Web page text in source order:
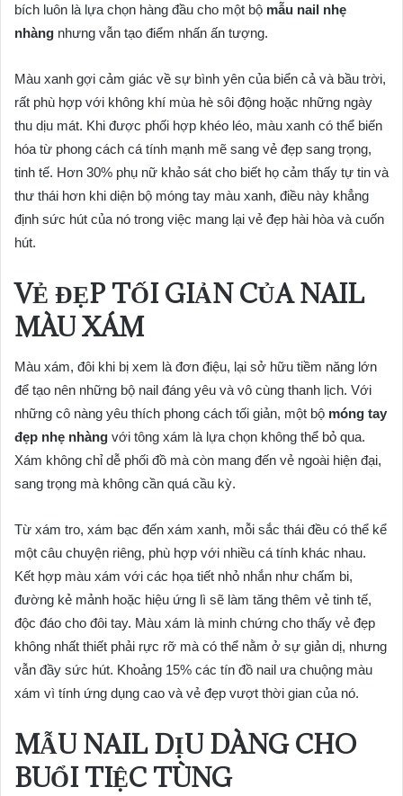
bích luôn là lựa chọn hàng đầu cho một bộ mẫu nail nhẹ
nhàng nhưng vẫn tạo điểm nhấn ấn tượng.
Màu xanh gợi cảm giác về sự bình yên của biển cả và bầu trời,
rất phù hợp với không khí mùa hè sôi động hoặc những ngày
thu dịu mát. Khi được phối hợp khéo léo, màu xanh có thể biến
hóa từ phong cách cá tính mạnh mẽ sang vẻ đẹp sang trọng,
tinh tế. Hơn 30% phụ nữ khảo sát cho biết họ cảm thấy tự tin và
thư thái hơn khi diện bộ móng tay màu xanh, điều này khẳng
định sức hút của nó trong việc mang lại vẻ đẹp hài hòa và cuốn
hút.
VẺ ĐẸP TỐI GIẢN CỦA NAIL
MÀU XÁM
Màu xám, đôi khi bị xem là đơn điệu, lại sở hữu tiềm năng lớn
để tạo nên những bộ nail đáng yêu và vô cùng thanh lịch. Với
những cô nàng yêu thích phong cách tối giản, một bộ móng tay
đẹp nhẹ nhàng với tông xám là lựa chọn không thể bỏ qua.
Xám không chỉ dễ phối đồ mà còn mang đến vẻ ngoài hiện đại,
sang trọng mà không cần quá cầu kỳ.
Từ xám tro, xám bạc đến xám xanh, mỗi sắc thái đều có thể kể
một câu chuyện riêng, phù hợp với nhiều cá tính khác nhau.
Kết hợp màu xám với các họa tiết nhỏ nhắn như chấm bi,
đường kẻ mảnh hoặc hiệu ứng lì sẽ làm tăng thêm vẻ tinh tế,
độc đáo cho đôi tay. Màu xám là minh chứng cho thấy vẻ đẹp
không nhất thiết phải rực rỡ mà có thể nằm ở sự giản dị, nhưng
vẫn đầy sức hút. Khoảng 15% các tín đồ nail ưa chuộng màu
xám vì tính ứng dụng cao và vẻ đẹp vượt thời gian của nó.
MẪU NAIL DỊU DÀNG CHO
BUỔI TIỆC TÙNG